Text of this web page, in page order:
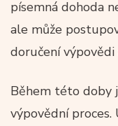
písemná dohoda
ale může
doručení výpovědi
Během této doby
výpovědní